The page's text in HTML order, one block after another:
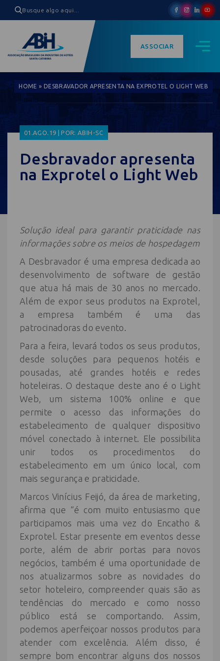
ASSOCIAR
HOME » DESBRAVADOR APRESENTA NA EXPROTEL O LIGHT WEB
01.AGO.19 | POR: ABIH-SC
Desbravador apresenta
na Exprotel o Light Web
Solução ideal para garantir praticidade nas
informações sobre os meios de hospedagem
A Desbravador é uma empresa dedicada ao
desenvolvimento de software de gestão
que atua há mais de 30 anos no mercado.
Além de expor seus produtos na Exprotel,
a empresa também é uma das
patrocinadoras do evento.
Para a feira, levará todos os seus produtos,
desde soluções para pequenos hotéis e
pousadas, até grandes hotéis e redes
hoteleiras. O destaque deste ano é o Light
Web, um sistema 100% online e que
permite o acesso das informações do
estabelecimento de qualquer dispositivo
móvel conectado à internet. Ele possibilita
unir todos os procedimentos do
estabelecimento em um único local, com
mais segurança e praticidade.
Marcos Vinícius Feijó, da área de marketing,
afirma que “é com muito entusiasmo que
participamos mais uma vez do Encatho &
Exprotel. Estar presente em eventos desse
porte, além de abrir portas para novos
negócios, também é uma oportunidade de
nos atualizarmos sobre as novidades do
setor hoteleiro, compreender quais são as
tendências do mercado e como nosso
público está se comportando. Assim,
podemos aperfeiçoar nossos produtos para
atender com excelência. Além disso, é
sempre bom encontrar alguns dos nossos